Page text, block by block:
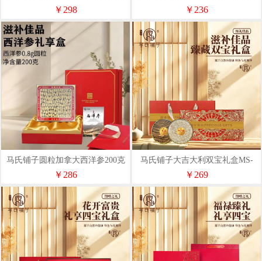
三宝礼盒
￥298
喜礼盒
￥236
马氏铺子圆粒加拿大西洋参200克
￥286
马氏铺子大吉大利双宝礼盒MS-
BI-C011
￥269